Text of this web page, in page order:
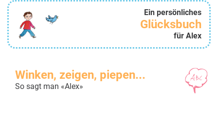
Ein persönliches
Glücksbuch
für Alex
Winken, zeigen, piepen...
So sagt man «Alex»